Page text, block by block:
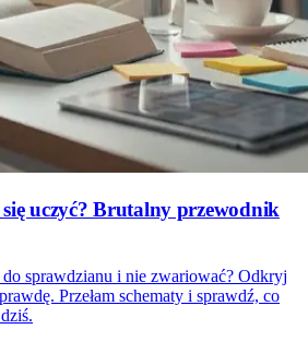
się uczyć? Brutalny przewodnik
sprawdzianu i nie zwariować? Odkryj
Przełam schematy i sprawdź, co